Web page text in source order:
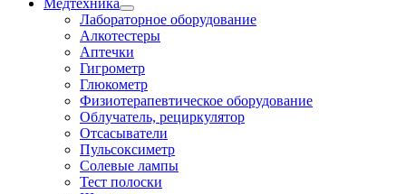
Медтехника
Лабораторное оборудование
Алкотестеры
Аптечки
Гигрометр
Глюкометр
Физиотерапевтическое оборудование
Облучатель, рециркулятор
Отсасыватели
Пульсоксиметр
Солевые лампы
Тест полоски